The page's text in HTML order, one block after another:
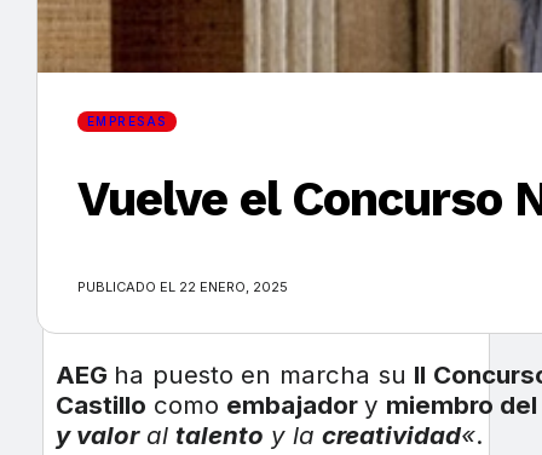
Encuentra tu noticia
EMPRESAS
Vuelve el Concurso
PUBLICADO EL 22 ENERO, 2025
AEG ha puesto en marcha su II
Castillo como embajadory miembro
y valoral talento y la creatividad«.